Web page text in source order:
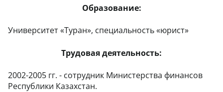
Образование:
Университет «Туран», специальность «юрист»
Трудовая деятельность:
2002-2005 гг. - сотрудник Министерства финансов
Республики Казахстан.